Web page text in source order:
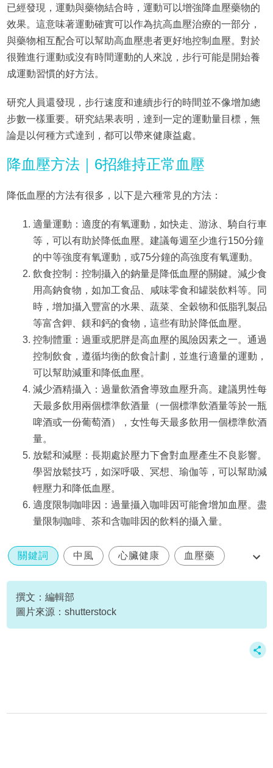
已經發現，運動與藥物結合時，運動可以增強降血壓藥物的
效果。這意味著運動確實可以作為抗高血壓治療的一部分，
與藥物相互配合可以幫助高血壓患者更好地控制血壓。對於
很難進行運動或沒有時間運動的人來說，步行可能是開始養
成運動習慣的好方法。
研究人員還發現，步行速度和連續步行的時間並不像增加總
步數一樣重要。研究結果表明，達到一定的運動量目標，無
論是以何種方式達到，都可以帶來健康益處。
降血壓方法｜6招維持正常血壓
降低血壓的方法有很多，以下是六種常見的方法：
適量運動：適度的有氧運動，如快走、游泳、騎自行車
等，可以有助於降低血壓。建議每週至少進行150分鐘
的中等強度有氧運動，或75分鐘的高強度有氧運動。
飲食控制：控制攝入的鈉量是降低血壓的關鍵。減少食
用高鈉食物，如加工食品、咸味零食和罐裝飲料等。同
時，增加攝入豐富的水果、蔬菜、全穀物和低脂乳製品
等富含鉀、鎂和鈣的食物，這些有助於降低血壓。
控制體重：過重或肥胖是高血壓的風險因素之一。通過
控制飲食，遵循均衡的飲食計劃，並進行適量的運動，
可以幫助減重和降低血壓。
減少酒精攝入：過量飲酒會導致血壓升高。建議男性每
天最多飲用兩個標準飲酒量（一個標準飲酒量等於一瓶
啤酒或一份葡萄酒），女性每天最多飲用一個標準飲酒
量。
放鬆和減壓：長期處於壓力下會對血壓產生不良影響。
學習放鬆技巧，如深呼吸、冥想、瑜伽等，可以幫助減
輕壓力和降低血壓。
適度限制咖啡因：過量攝入咖啡因可能會增加血壓。盡
量限制咖啡、茶和含咖啡因的飲料的攝入量。
關鍵詞 中風 心臟健康 血壓藥
降血壓
撰文：編輯部
圖片來源：shutterstock